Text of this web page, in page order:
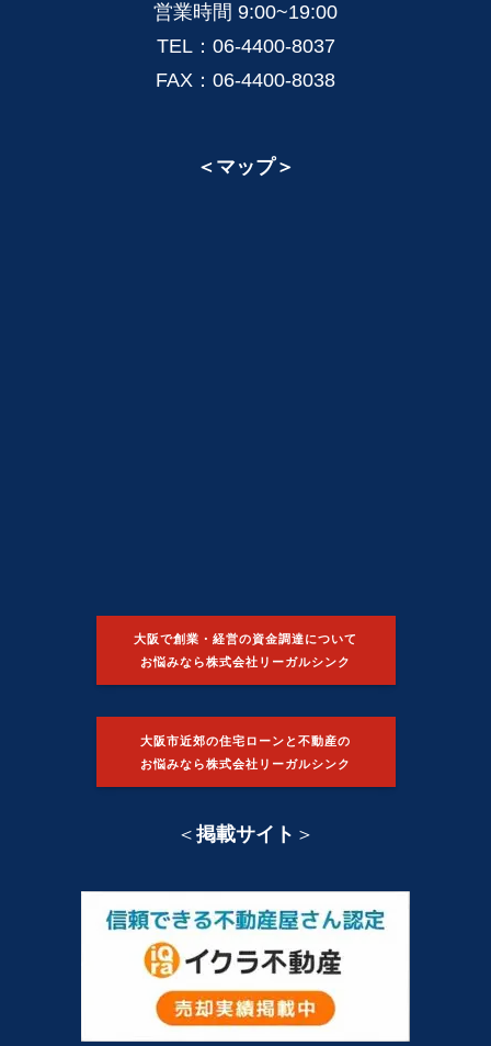
営業時間 9:00~19:00
TEL：06-4400-8037
FAX：06-4400-8038
＜マップ＞
大阪で創業・経営の資金調達について
お悩みなら株式会社リーガルシンク
大阪市近郊の住宅ローンと不動産の
お悩みなら株式会社リーガルシンク
＜ 掲載サイト ＞